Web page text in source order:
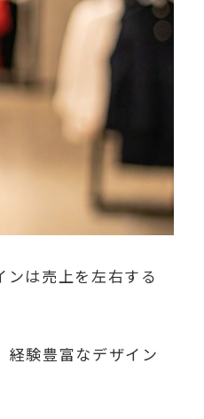
は売上を左右する
経験豊富なデザイン